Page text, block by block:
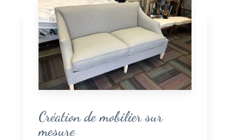
Création de mobilier sur
mesure